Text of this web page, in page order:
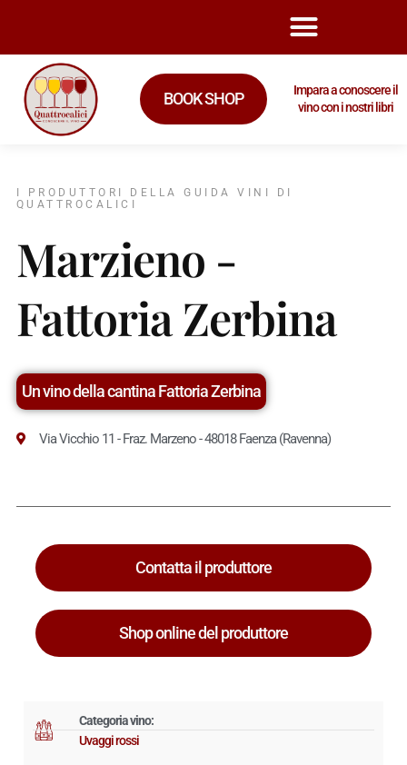
BOOK SHOP
Impara a conoscere il
vino con i nostri libri
I PRODUTTORI DELLA GUIDA VINI DI
QUATTROCALICI
Marzieno -
Fattoria Zerbina
Un vino della cantina Fattoria Zerbina
Via Vicchio 11 - Fraz. Marzeno - 48018 Faenza (Ravenna)
Categoria vino:
Uvaggi rossi
Contatta il produttore
Shop online del produttore